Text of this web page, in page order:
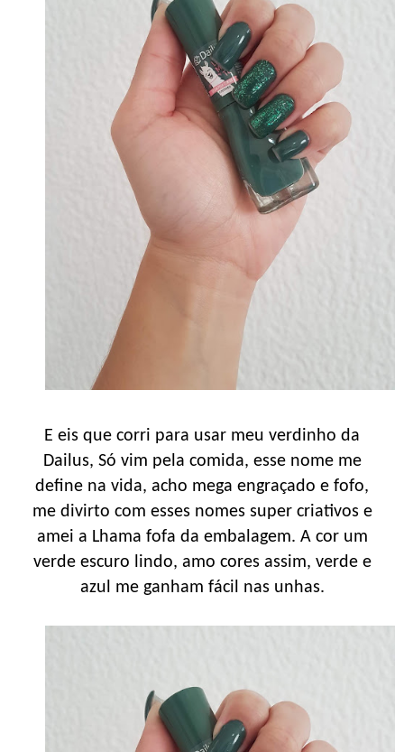
E eis que corri para usar meu verdinho da
Dailus, Só vim pela comida, esse nome me
define na vida, acho mega engraçado e fofo,
me divirto com esses nomes super criativos e
amei a Lhama fofa da embalagem. A cor um
verde escuro lindo, amo cores assim, verde e
azul me ganham fácil nas unhas.